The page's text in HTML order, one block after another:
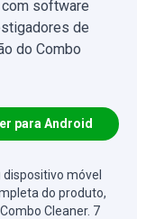
software
de
do Combo
para Android
móvel
do produto,
Cleaner. 7